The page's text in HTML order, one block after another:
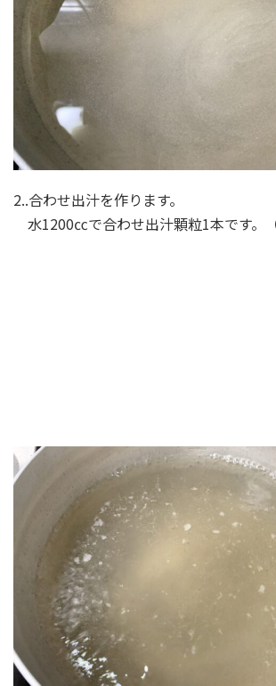
2..合わせ出汁を作ります。
水1200㏄で合わせ出汁顆粒1本です。（